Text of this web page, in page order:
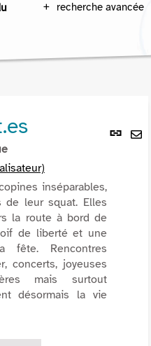
recherche avancée
Lien
inséparables,
de leur squat. Elles
la route à bord de
de liberté et une
Rencontres
concerts, joyeuses
mais surtout
désormais la vie